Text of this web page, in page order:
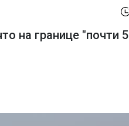
на границе "почти 5